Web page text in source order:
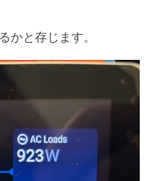
かと存じます。